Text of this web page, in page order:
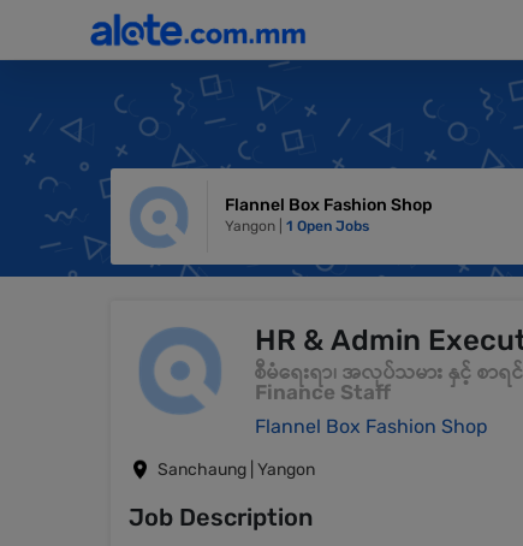
Flannel Box Fashion Shop
Yangon | 1 Open Jobs
HR & Admin
စီမံရေးရာ၊ အလုပ်သမား နှင့် စာရ
Finance Staff
Flannel Box Fashion Shop
Sanchaung | Yangon
Job Description